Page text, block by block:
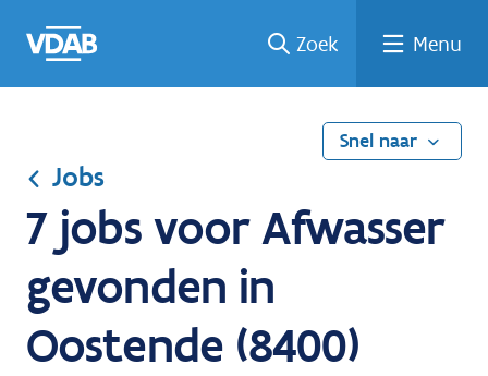
naar
een
een
job
naar
Zoek Menu
Snel naar
Jobs
7 jobs voor Afwasser
gevonden in
Oostende (8400)